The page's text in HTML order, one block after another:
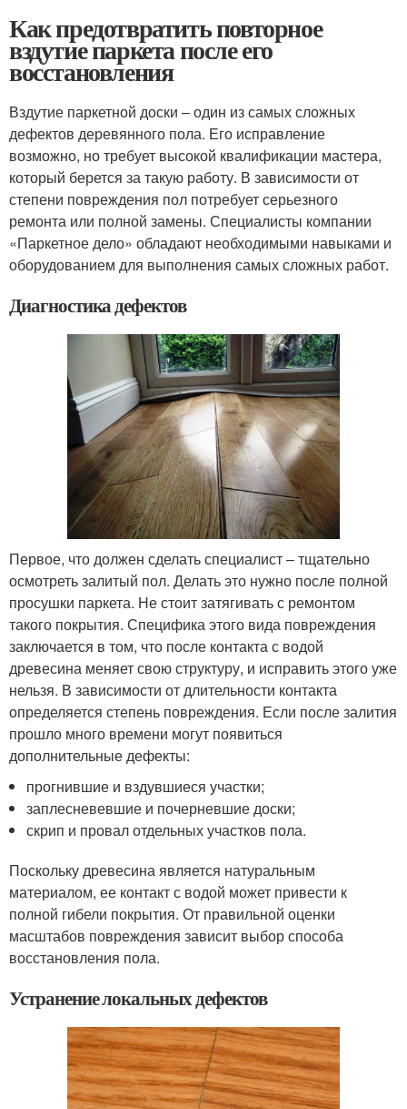
Как предотвратить повторное
вздутие паркета после его
восстановления
Вздутие паркетной доски – один из самых сложных
дефектов деревянного пола. Его исправление
возможно, но требует высокой квалификации мастера,
который берется за такую работу. В зависимости от
степени повреждения пол потребует серьезного
ремонта или полной замены. Специалисты компании
«Паркетное дело» обладают необходимыми навыками и
оборудованием для выполнения самых сложных работ.
Диагностика дефектов
Первое, что должен сделать специалист – тщательно
осмотреть залитый пол. Делать это нужно после полной
просушки паркета. Не стоит затягивать с ремонтом
такого покрытия. Специфика этого вида повреждения
заключается в том, что после контакта с водой
древесина меняет свою структуру, и исправить этого уже
нельзя. В зависимости от длительности контакта
определяется степень повреждения. Если после залития
прошло много времени могут появиться
дополнительные дефекты:
прогнившие и вздувшиеся участки;
заплесневевшие и почерневшие доски;
скрип и провал отдельных участков пола.
Поскольку древесина является натуральным
материалом, ее контакт с водой может привести к
полной гибели покрытия. От правильной оценки
масштабов повреждения зависит выбор способа
восстановления пола.
Устранение локальных дефектов